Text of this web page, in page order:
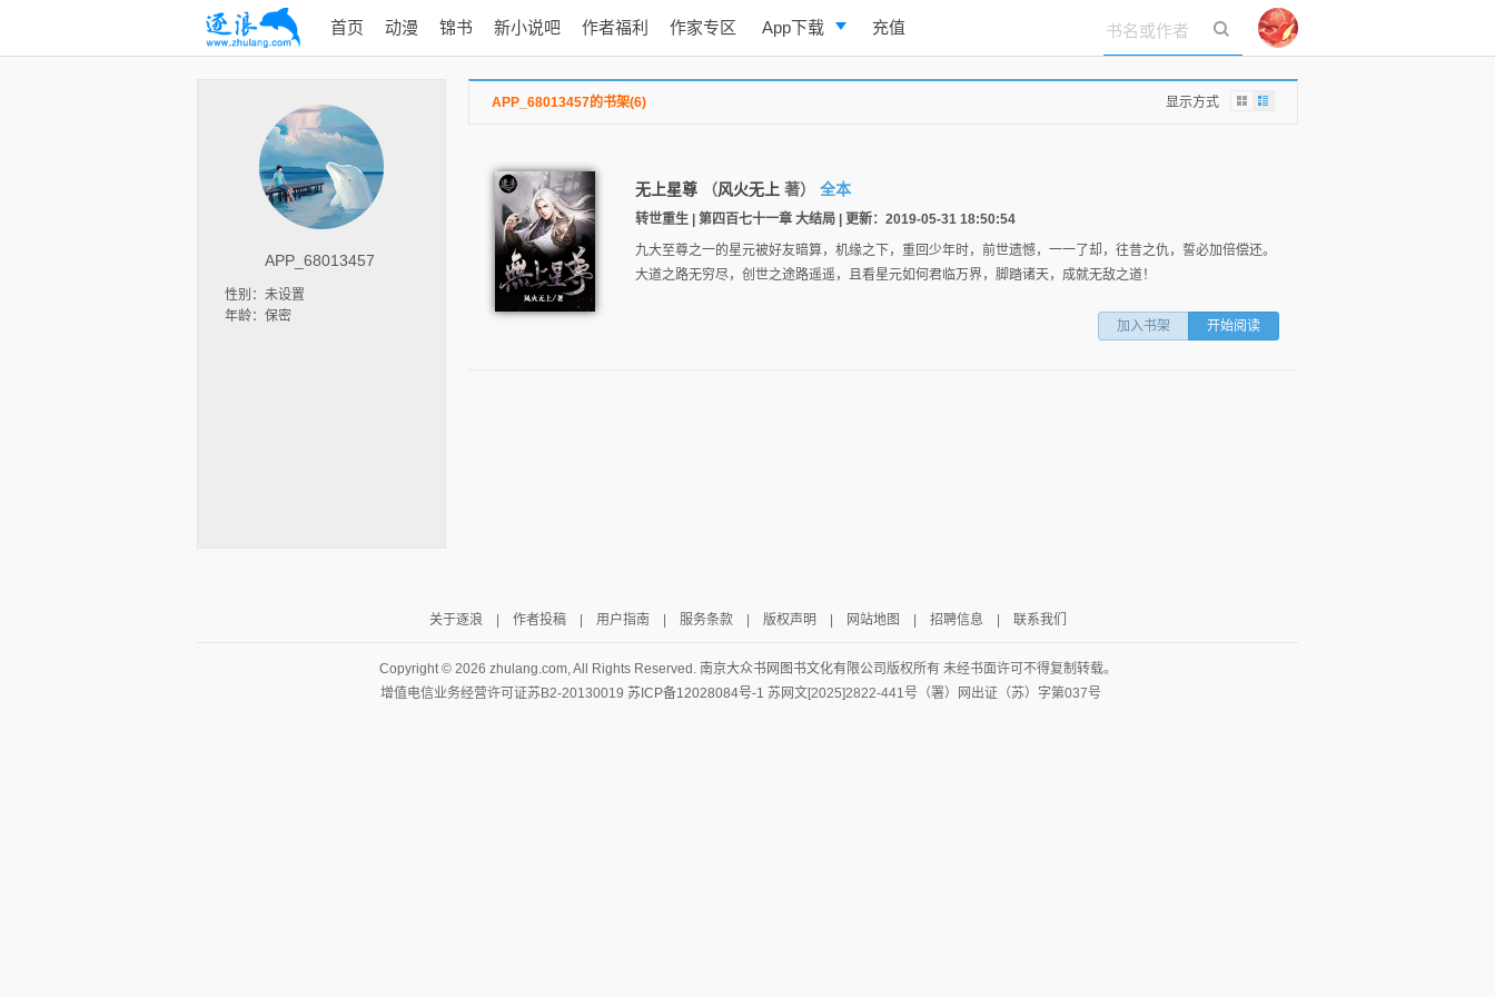
首页 动漫 锦书 新小说吧 作者福利 作家专区 App下载
逐浪小说
充值
立即登录
APP_68013457
性别：未设置
年龄：保密
APP_68013457的书架(6) 显示方式
无上星尊 （风火无上 著） 全本
转世重生 | 第四百七十一章 大结局 | 更新：2019-05-31 18:50:54
九大至尊之一的星元被好友暗算，机缘之下，重回少年时，前世遗憾，一一了却，往昔之仇，誓必加倍偿还。
大道之路无穷尽，创世之途路遥遥，且看星元如何君临万界，脚踏诸天，成就无敌之道！
加入书架 开始阅读
关于逐浪 作者投稿| 用户指南 服务条款| 版权声明 网站地图 招聘信息 联系我们
Copyright © 2026 zhulang.com, All Rights Reserved. 南京大众书网图书文化有限公司 版权所有 未经书面许可不得复制转载。
增值电信业务经营许可证苏B2-20130019 苏ICP备12028084号-1 苏网文[2025]2822-441号（署）网出证（苏）字第037号